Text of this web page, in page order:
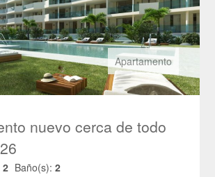
Apartamento
nuevo cerca de todo
2 Baño(s): 2